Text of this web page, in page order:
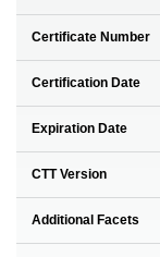
Certificate Number
Certification Date
Expiration Date
CTT Version
Additional Facets